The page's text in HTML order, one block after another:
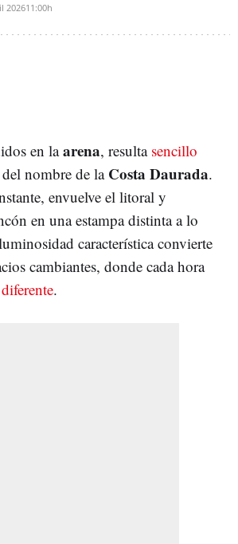
202611:00h
en laarena, resulta sencillo
nombre de laCosta Daurada.
envuelve el litoral y
en una estampa distinta a lo
característica convierte
cambiantes, donde cada hora
diferente.